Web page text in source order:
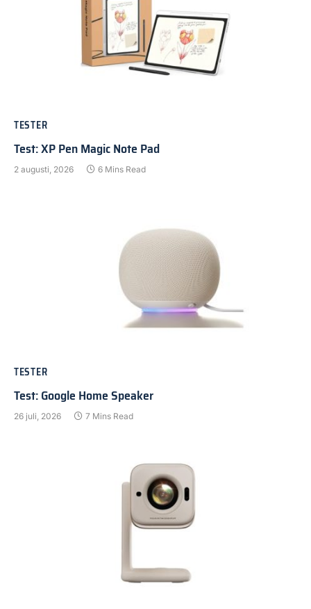
TESTER
Test: XP Pen Magic Note Pad
2 augusti, 2026 6 Mins Read
TESTER
Test: Google Home Speaker
26 juli, 2026 7 Mins Read